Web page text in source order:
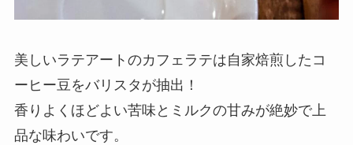
美しいラテアートのカフェラテは自家焙煎したコ
ーヒー豆をバリスタが抽出！
香りよくほどよい苦味とミルクの甘みが絶妙で上
品な味わいです。